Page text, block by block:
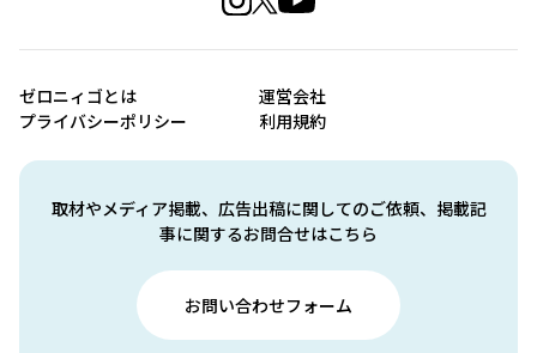
取材やメディア掲載、広告出稿に関してのご依頼、掲載記
事に関するお問合せはこちら
お問い合わせフォーム
ゼロニィゴとは
運営会社
プライバシーポリシー
利用規約